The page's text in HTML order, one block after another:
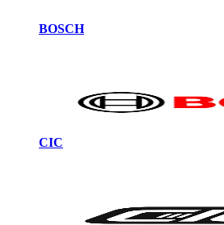
BOSCH
CIC